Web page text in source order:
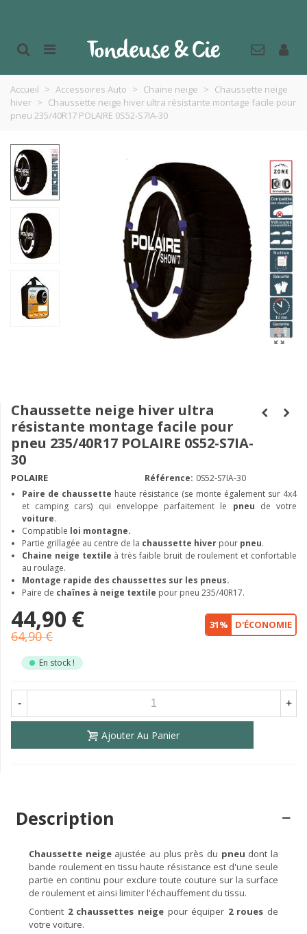
Accueil > Accessoires Auto > Chaine neige > Chaussette neige
hiver > Chaussette neige hiver ultra résistante montage facile pour
pneu 235/40R17 POLAIRE 0S52-S7IA-30
Chaussette neige hiver ultra
résistante montage facile pour
pneu 235/40R17 POLAIRE 0S52-S7IA-
30
POLAIRE Référence: 0S52-S7IA-30
Paire de chaussette haute résistance (se monte également sur 4x4
et camping cars) qui enveloppe parfaitement le pneu de votre
voiture.
Compatible loi montagne.
Partie grillagée au centre de la chaussette hiver pour pneu.
Chaine neige textile à très faible bruit de roulement et confortable
au roulage.
Montage rapide des chaussettes sur les pneus.
Paire de chaînes à neige textile pour pneu 235/40R17.
44,90 €
64,90 €
31% D'ÉCONOMIE
En stock !
- +
Ajouter Au Panier
Description
Chaussette neige ajustée au plus près du pneu dont la
bande roulement en tissu haute résistance est d'une seule
partie en continu pour exclure toute couture sur la surface
de roulement et ainsi limiter l'échauffement du tissu.
Contient 2 chaussettes neigepour équiper 2 roues de
votre voiture.